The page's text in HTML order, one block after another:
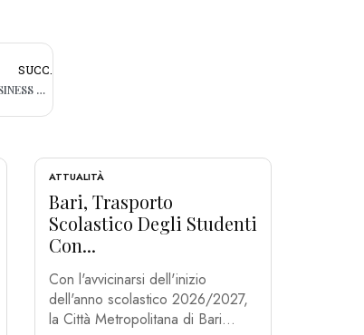
SUCC.
IL MERCATO DEI VIAGGI CON GLI ANIMALI, UN BUSINESS DA 9 MILIARDI: LA CLASSIFICA DELLE METE PREFERITE
ATTUALITÀ
Bari, Trasporto
Scolastico Degli Studenti
Con...
Con l'avvicinarsi dell'inizio
dell'anno scolastico 2026/2027,
la Città Metropolitana di Bari...